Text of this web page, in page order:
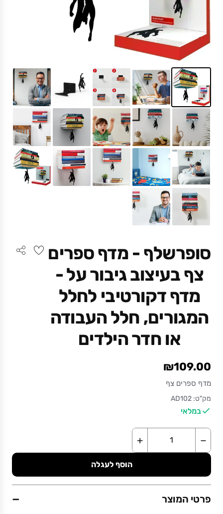
סופרשלף - מדף ספרים
צף בעיצוב גיבור על -
מדף דקורטיבי לחלל
המגורים, חלל העבודה
או חדר הילדים
₪109.00
מדף ספרים צף
מק"ט: AD102
במלאי
−
+
הוסף לעגלה
פרטי המוצר −